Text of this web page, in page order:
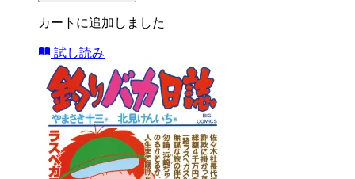
カートに追加しました
試し読み